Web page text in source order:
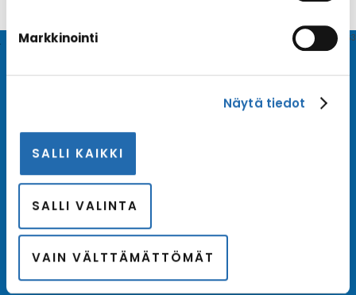
Markkinointi
Näytä tiedot
SALLI KAIKKI
SALLI VALINTA
VAIN VÄLTTÄMÄTTÖMÄT
V4.1663
varustamoiden tarjouksista ja kampanjaeduista.
Ota yhteyttä
Asiakaspalvelu